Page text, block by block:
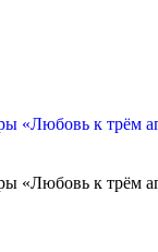
«Любовь к трём
«Любовь к трём